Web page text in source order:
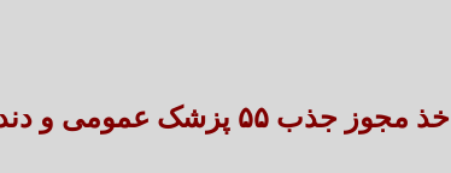
مجوز جذب ۵۵ پزشک عمومی و دندانپزشک